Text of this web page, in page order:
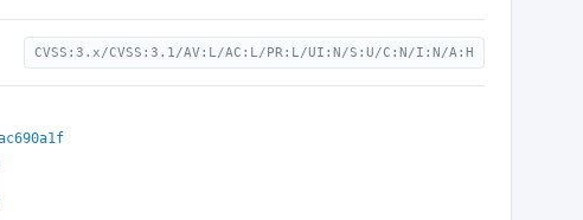
CVSS:3.x/CVSS:3.1/AV:L/AC:L/PR:L/UI:N/S:U/C:N/I:N/A:H